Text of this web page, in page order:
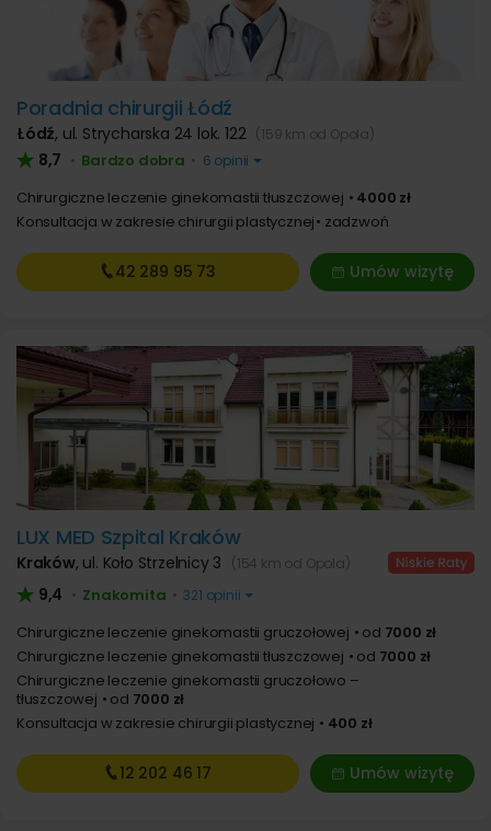
Poradnia chirurgii Łódź
Łódź, ul. Strycharska 24 lok. 122 (159 km od Opola)
8,7 • Bardzo dobra • 6 opinii
Chirurgiczne leczenie ginekomastii tłuszczowej
4000 zł
Konsultacja w zakresie chirurgii plastycznej zadzwoń
Umów wizytę
42 289 95 73
LUX MED Szpital Kraków
Kraków, ul. Koło Strzelnicy 3 (154 km od Opola)
9,4 • Znakomita • 321 opinii
Chirurgiczne leczenie ginekomastii gruczołowej od 7000 zł
Chirurgiczne leczenie ginekomastii tłuszczowej
od 7000 zł
Chirurgiczne leczenie ginekomastii gruczołowo –
tłuszczowej
od 7000 zł
Konsultacja w zakresie chirurgii plastycznej
400 zł
Umów wizytę
12 202 46 17